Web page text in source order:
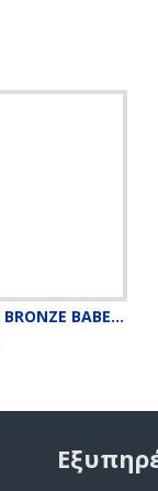
SO...? Glow BRONZE BABE Illuminating Perfume Mist 140ml